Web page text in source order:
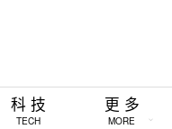
科 技
TECH
更 多
MORE